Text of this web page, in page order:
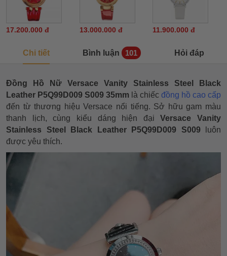
17.200.000 đ 13.000.000 đ 11.900.000 đ
Chi tiết Bình luận 101 Hỏi đáp
Đồng Hồ Nữ Versace Vanity Stainless Steel Black
Leather P5Q99D009 S009 35mm là chiếc đồng hồ cao cấp
đến từ thương hiệu Versace nổi tiếng. Sở hữu gam màu
thanh lịch, cùng kiểu dáng hiện đạiVersace Vanity
Stainless Steel Black Leather P5Q99D009 S009
luôn
được yêu thích.